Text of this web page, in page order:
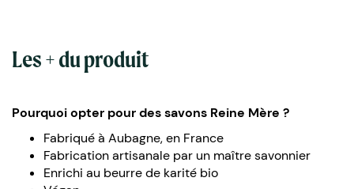
Les + du produit
Pourquoi opter pour des savons Reine Mère ?
Fabriqué à Aubagne, en France
Fabrication artisanale par un maître savonnier
Enrichi au beurre de karité bio